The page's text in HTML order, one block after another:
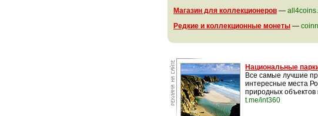
Магазин для коллекционеров —
Редкие и коллекционные монеты —
Национальные
Все самые лучшие
интересные места
природных объектов
t.me/int360